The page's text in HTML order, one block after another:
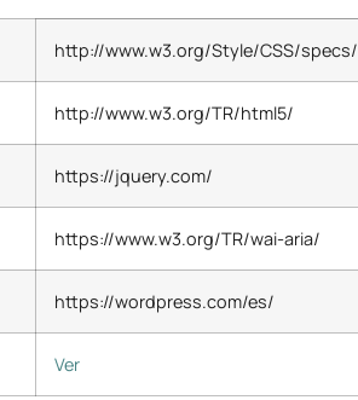
http://www.w3.org/Style/CSS/specs/
http://www.w3.org/TR/html5/
https://jquery.com/
https://www.w3.org/TR/wai-aria/
https://wordpress.com/es/
Ver